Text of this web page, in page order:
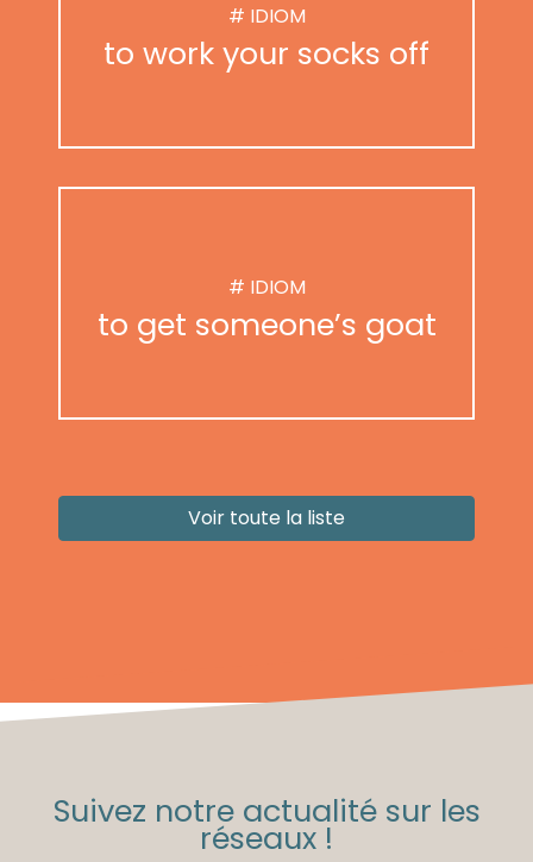
# IDIOM
to work your socks off
# IDIOM
to get someone’s goat
Voir toute la liste
Suivez notre actualité sur les
réseaux !